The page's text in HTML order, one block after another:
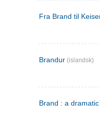
Fra Brand til
Brandur (islandsk)
Brand : a